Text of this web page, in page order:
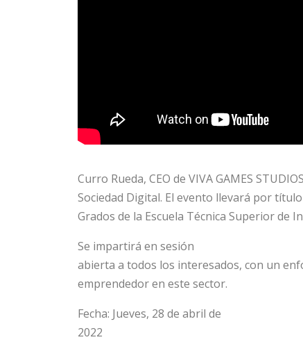
Curro Rueda, CEO de VIVA GAMES STUDIOS
Sociedad Digital. El evento llevará por
Grados de la Escuela Técnica Superior de
Se impartirá en sesión
abierta a todos los interesados, con un
emprendedor en este sector.
Fecha: Jueves, 28 de abril de
2022